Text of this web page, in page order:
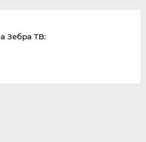
Зебра ТВ: